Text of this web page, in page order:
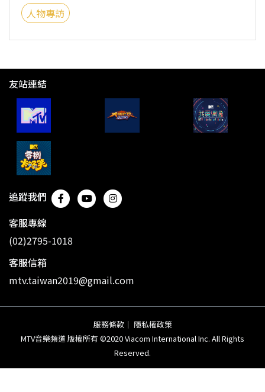
人物專訪
友站連結
追蹤我們
客服專線
(02)2795-1018
客服信箱
mtv.taiwan2019@gmail.com
服務條款 ｜ 隱私權政策
MTV音樂頻道 版權所有 ©2020 Viacom International Inc. All Rights
Reserved.